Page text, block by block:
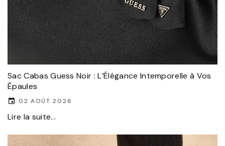
Sac Cabas Guess Noir : L’Élégance Intemporelle à Vos
Épaules
02 AOÛT 2026
Lire la suite...